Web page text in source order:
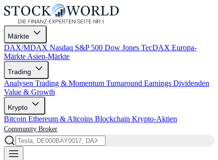
Märkte
DAX/MDAX Nasdaq S&P 500 Dow Jones TecDAX Europa-
Märkte Asien-Märkte
Trading
Analysen Trading & Momentum Turnaround Earnings Dividenden
Value & Growth
Krypto
Bitcoin Ethereum & Altcoins Blockchain Krypto-Aktien
Community Broker